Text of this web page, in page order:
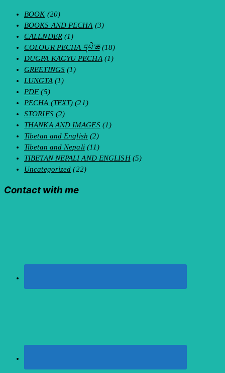
BOOK(20)
BOOKS AND PECHA (3)
CALENDER(1)
COLOUR PECHA དཔེ་ཆ(18)
DUGPA KAGYU PECHA (1)
GREETINGS(1)
LUNGTA (1)
PDF(5)
PECHA (TEXT) (21)
STORIES(2)
THANKA AND IMAGES(1)
Tibetan and English (2)
Tibetan and Nepali(11)
TIBETAN NEPALI AND ENGLISH(5)
Uncategorized (22)
Contact with me